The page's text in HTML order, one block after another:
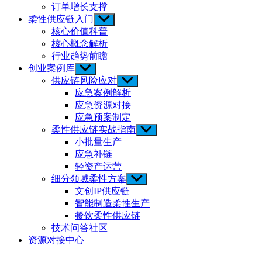
订单增长支撑
柔性供应链入门
Show
sub
menu
核心价值科普
核心概念解析
行业趋势前瞻
创业案例库 Show
sub
menu
供应链风险应对 Show
sub
menu
应急案例解析
应急资源对接
应急预案制定
柔性供应链实战指南 Show
sub
小批量生产
应急补链
轻资产运营
细分领域柔性方案 Show
sub
menu
文创IP供应链
智能制造柔性生产
餐饮柔性供应链
技术问答社区
资源对接中心